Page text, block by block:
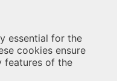
essential for the
cookies ensure
features of the